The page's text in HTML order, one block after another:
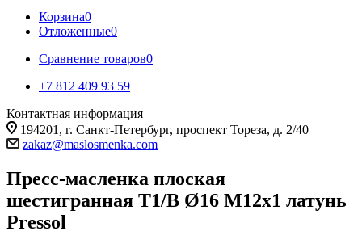
Корзина0
Отложенные0
Сравнение товаров0
+7 812 409 93 59
Контактная информация
194201, г. Санкт-Петербург, проспект Тореза, д. 2/40
zakaz@maslosmenka.com
Пресс-масленка плоская
шестигранная T1/B Ø16 М12х1 латунь
Pressol